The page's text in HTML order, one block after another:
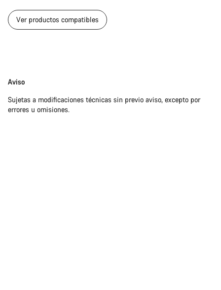
Ver productos compatibles
Exención
responsabilidades
Aviso
Sujetas a modificaciones técnicas sin previo aviso, excepto por
errores u omisiones.